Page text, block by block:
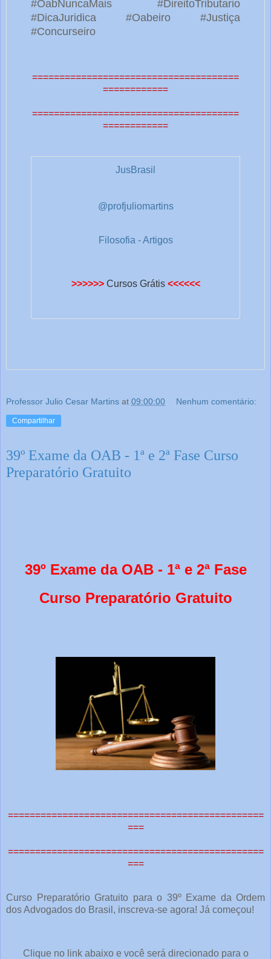
#OabNuncaMais #DireitoTributario
#DicaJuridica #Oabeiro #Justiça
#Concurseiro
======================================
============
======================================
============
JusBrasil
@profjuliomartins
Filosofia - Artigos
>>>>>> Cursos Grátis <<<<<<
Professor Julio Cesar Martins at 09:00:00 Nenhum comentário:
Compartilhar
39º Exame da OAB - 1ª e 2ª Fase Curso
Preparatório Gratuito
39º Exame da OAB - 1ª e 2ª Fase
Curso Preparatório Gratuito
===============================================
===
===============================================
===
Curso Preparatório Gratuito para o 39º Exame da Ordem
dos Advogados do Brasil, inscreva-se agora! Já começou!
Clique no link abaixo e você será direcionado para o